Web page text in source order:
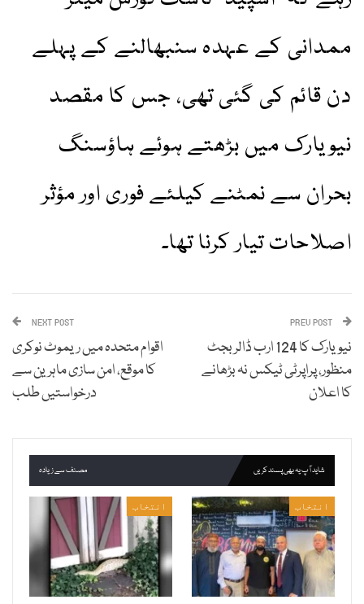
ممدانی کے عہدہ سنبھالنے کے پہلے
دن قائم کی گئی تھی، جس کا مقصد
نیویارک میں بڑھتے ہوئے ہاؤسنگ
بحران سے نمٹنے کیلئے فوری اور مؤثر
اصلاحات تیار کرنا تھا۔
نیویارک کا 124 ارب ڈالر بجٹ
منظور، پراپرٹی ٹیکس نہ بڑھانے
کا اعلان
NEXT POST
اقوام متحدہ میں ریموٹ نوکری
کا موقع، امن سازی ماہرین سے
درخواستیں طلب
شاید آپ یہ بھی پسند کریں مصنف سے زیادہ
انتخاب انتخاب